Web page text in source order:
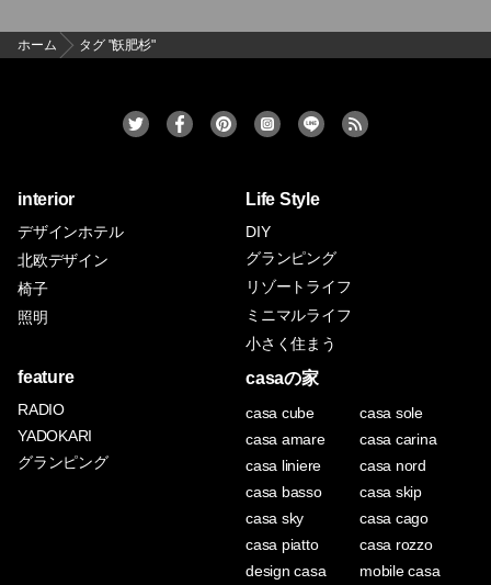
ホーム タグ "飫肥杉"
interior
デザインホテル
北欧デザイン
椅子
照明
Life Style
DIY
グランピング
リゾートライフ
ミニマルライフ
小さく住まう
feature
RADIO
YADOKARI
グランピング
casaの家
casa cube
casa sole
casa amare
casa carina
casa liniere
casa nord
casa basso
casa skip
casa sky
casa cago
casa piatto
casa rozzo
design casa
mobile casa